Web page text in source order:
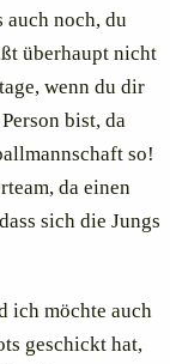
auch noch, du
überhaupt nicht
wenn du dir
bist, da
so!
da einen
sich die Jungs
ich möchte auch
geschickt hat,